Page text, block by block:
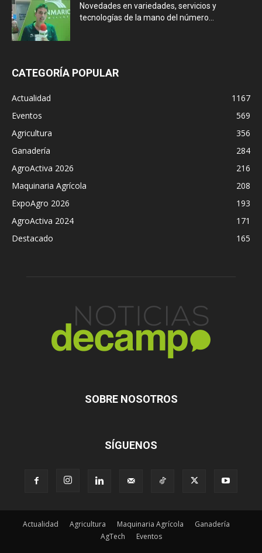
Novedades en variedades, servicios y
tecnologías de la mano del número...
CATEGORÍA POPULAR
Actualidad
1167
Eventos
569
Agricultura
356
Ganadería
284
AgroActiva 2026
216
Maquinaria Agrícola
208
ExpoAgro 2026
193
AgroActiva 2024
171
Destacado
165
SOBRE NOSOTROS
SÍGUENOS
Actualidad Agricultura Maquinaria Agrícola
Ganadería
AgTech
Eventos